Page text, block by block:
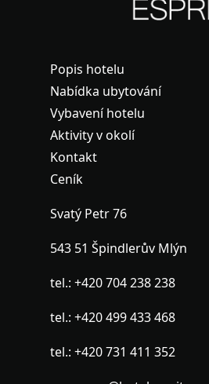
Popis hotelu
Nabídka ubytování
Vybavení hotelu
Aktivity v okolí
Kontakt
Ceník
Svatý Petr 76
543 51 Špindlerův Mlýn
tel.: +420 704 238 238
tel.: +420 499 433 468
tel.: +420 731 411 352